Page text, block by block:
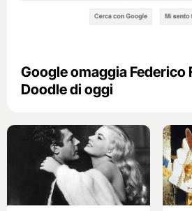
Google omaggia Federico
Doodle di oggi